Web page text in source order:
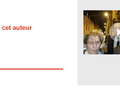
auteur